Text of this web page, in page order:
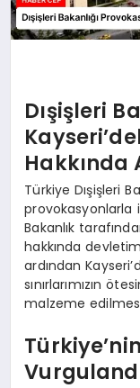
Dışişleri
Hakkında
Türkiye Dışişleri
provokasyonlarla
Bakanlık
hakkında
ardından
sınırlarımızın
malzeme edilmesi